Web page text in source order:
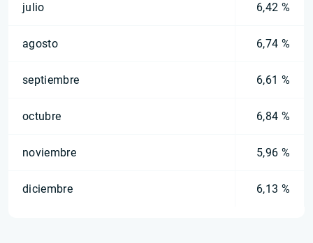
julio 6,42 %
agosto 6,74 %
septiembre 6,61 %
octubre 6,84 %
noviembre 5,96 %
diciembre 6,13 %